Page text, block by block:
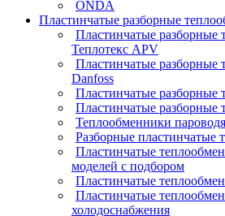
ONDA
Пластинчатые разборные
Пластинчатые разборные
Теплотекс APV
Пластинчатые разборные
Danfoss
Пластинчатые
Пластинчатые разборные
Теплообменники
Разборные пластинчатые
Пластинчатые
моделей с подбором
Пластинчатые
Пластинчатые
холодоснабжения